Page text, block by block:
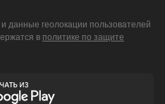
данные геолокации пользователей
в политике по защите